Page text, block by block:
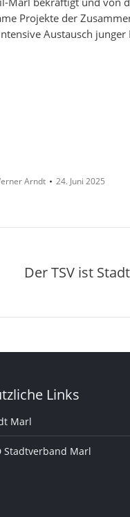
Projekte der
Austausch
Arndt 24. Juni 2025
Nächster
Der TSV ist
Links
Marl
Stadtverband Marl